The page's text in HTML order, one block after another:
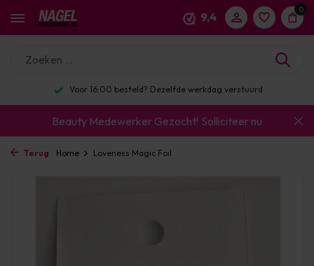
9,4
0
Voor 16:00 besteld? Dezelfde werkdag verstuurd
Beauty Medewerker Gezocht! Solliciteer nu
Terug Home Loveness Magic Foil